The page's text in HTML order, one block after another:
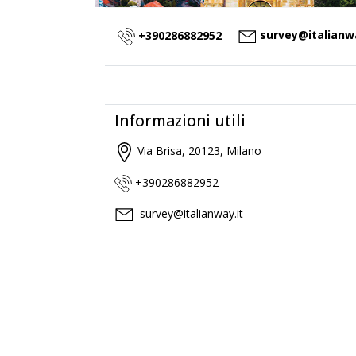
+390286882952
Informazioni utili
Via Brisa, 20123, Milano
+390286882952
survey@italianway.it